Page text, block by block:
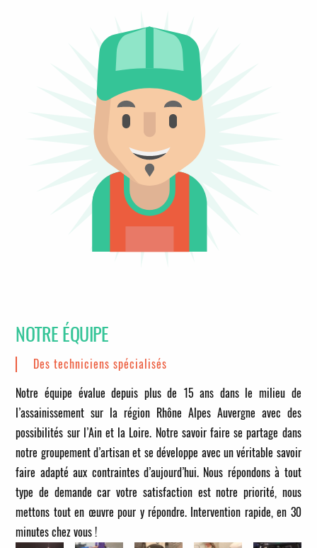
NOTRE ÉQUIPE
Des techniciens spécialisés
Notre équipe évalue depuis plus de 15 ans dans le milieu de
l’assainissement sur la région Rhône Alpes Auvergne avec des
possibilités sur l’Ain et la Loire. Notre savoir faire se partage dans
notre groupement d’artisan et se développe avec un véritable savoir
faire adapté aux contraintes d’aujourd’hui. Nous répondons à tout
type de demande car votre satisfaction est notre priorité, nous
mettons tout en œuvre pour y répondre. Intervention rapide, en 30
minutes chez vous !